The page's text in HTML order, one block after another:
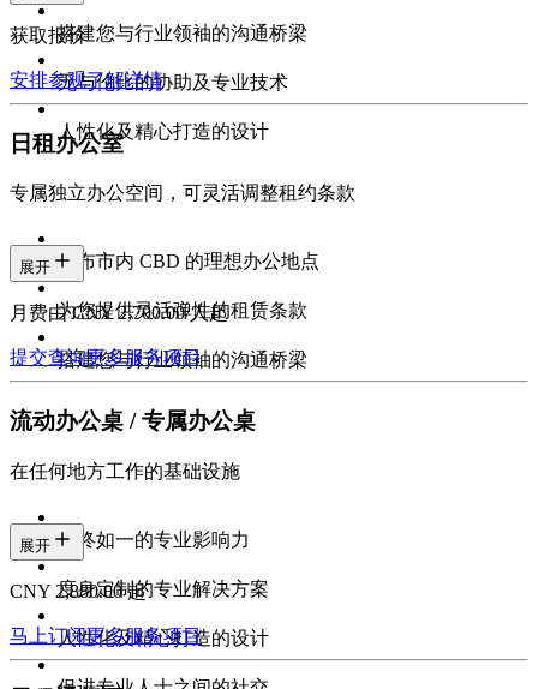
搭建您与行业领袖的沟通桥梁
无与伦比的协助及专业技术
人性化及精心打造的设计
获取报价
安排参观了解详情
日租办公室
专属独立办公空间，可灵活调整租约条款
遍布市内 CBD 的理想办公地点
为您提供灵活弹性的租赁条款
搭建您与行业领袖的沟通桥梁
展开
月费由 CNY 2,700.00/人起
提交查询更多服务项目
流动办公桌 / 专属办公桌
在任何地方工作的基础设施
始终如一的专业影响力
度身定制的专业解决方案
人性化及精心打造的设计
展开
CNY 2,880.00 起
马上订阅更多服务项目